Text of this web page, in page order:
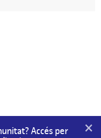
Accés per
×